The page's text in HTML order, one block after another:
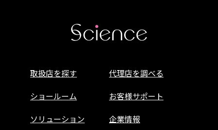
取扱店を探す
代理店を調べる
ショールーム
お客様サポート
ソリューション
企業情報